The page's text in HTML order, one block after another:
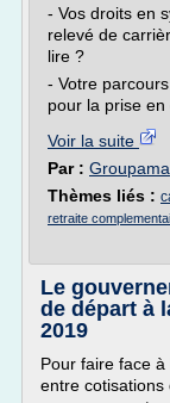
- Vos droits en
relevé de
lire ?
- Votre
pour la prise en
Voir la suite
Par : Groupama
Thèmes liés :
retraite
Le
de départ à
2019
Pour faire face
entre cotisations